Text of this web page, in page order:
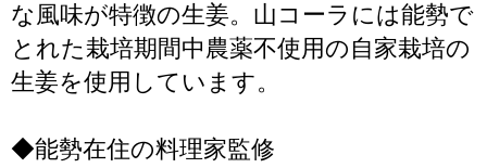
な風味が特徴の生姜。山コーラには能勢で
とれた栽培期間中農薬不使用の自家栽培の
生姜を使用しています。
◆能勢在住の料理家監修